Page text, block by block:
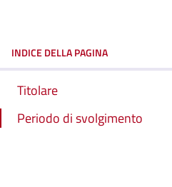
INDICE DELLA PAGINA
Titolare
Periodo di svolgimento